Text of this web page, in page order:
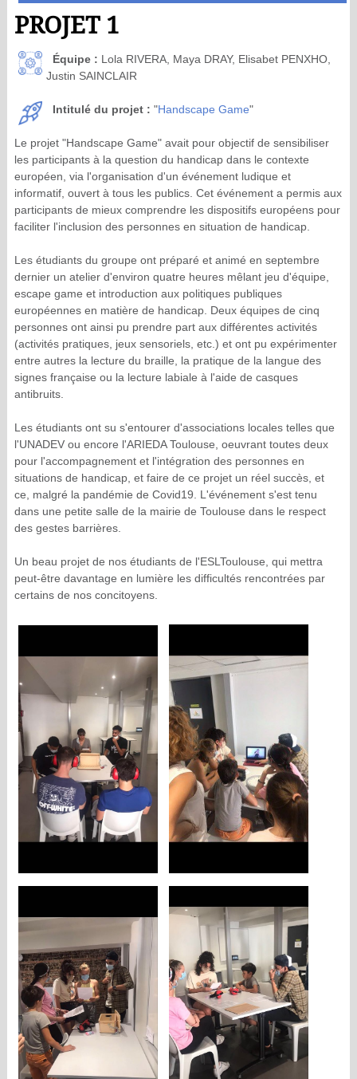
PROJET 1
Équipe : Lola RIVERA, Maya DRAY, Elisabet PENXHO,
Justin SAINCLAIR
Intitulé du projet : "Handscape Game"
Le projet "Handscape Game" avait pour objectif de sensibiliser
les participants à la question du handicap dans le contexte
européen, via l'organisation d'un événement ludique et
informatif, ouvert à tous les publics. Cet événement a permis aux
participants de mieux comprendre les dispositifs européens pour
faciliter l'inclusion des personnes en situation de handicap.
Les étudiants du groupe ont préparé et animé en septembre
dernier un atelier d'environ quatre heures mêlant jeu d'équipe,
escape game et introduction aux politiques publiques
européennes en matière de handicap. Deux équipes de cinq
personnes ont ainsi pu prendre part aux différentes activités
(activités pratiques, jeux sensoriels, etc.) et ont pu expérimenter
entre autres la lecture du braille, la pratique de la langue des
signes française ou la lecture labiale à l'aide de casques
antibruits.
Les étudiants ont su s'entourer d'associations locales telles que
l'UNADEV ou encore l'ARIEDA Toulouse, oeuvrant toutes deux
pour l'accompagnement et l'intégration des personnes en
situations de handicap, et faire de ce projet un réel succès, et
ce, malgré la pandémie de Covid19. L'événement s'est tenu
dans une petite salle de la mairie de Toulouse dans le respect
des gestes barrières.
Un beau projet de nos étudiants de l'ESLToulouse, qui mettra
peut-être davantage en lumière les difficultés rencontrées par
certains de nos concitoyens.